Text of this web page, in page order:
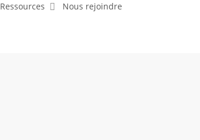
Ressources Nous rejoindre